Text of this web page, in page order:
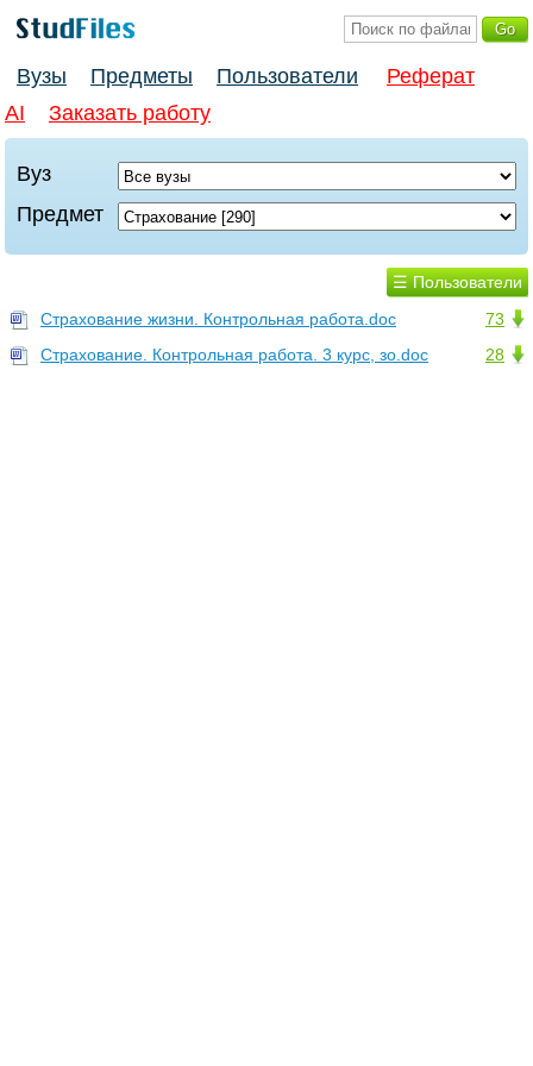
Вузы Предметы Пользователи
Реферат
AI
Заказать работу
Вуз
Предмет
☰ Пользователи
73
Страхование жизни. Контрольная работа.doc
28
Страхование. Контрольная работа. 3 курс, зо.doc